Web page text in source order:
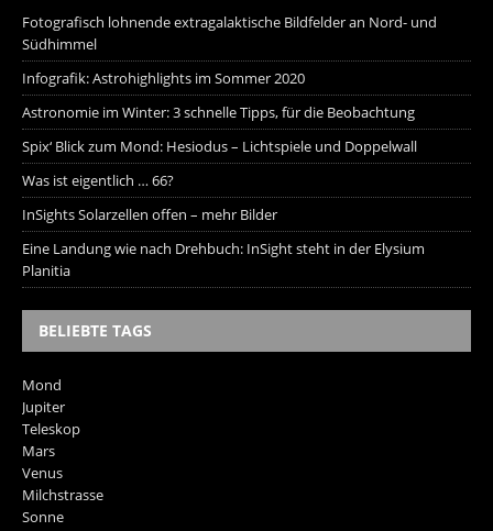
Fotografisch lohnende extragalaktische Bildfelder an Nord- und
Südhimmel
Infografik: Astrohighlights im Sommer 2020
Astronomie im Winter: 3 schnelle Tipps, für die Beobachtung
Spix‘ Blick zum Mond: Hesiodus – Lichtspiele und Doppelwall
Was ist eigentlich … 66?
InSights Solarzellen offen – mehr Bilder
Eine Landung wie nach Drehbuch: InSight steht in der Elysium
Planitia
BELIEBTE TAGS
Mond
Jupiter
Teleskop
Mars
Venus
Milchstrasse
Sonne